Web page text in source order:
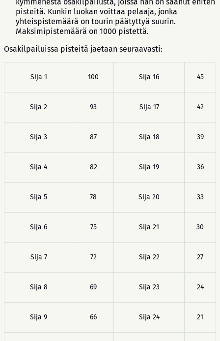
pisteitä. Kunkin luokan voittaa pelaaja, jonka
yhteispistemäärä on tourin päätyttyä suurin.
Maksimipistemäärä on 1000 pistettä.
Osakilpailuissa pisteitä jaetaan seuraavasti:
Sija 1 100 Sija 16 45
Sija 2 93 Sija 17 42
Sija 3 87 Sija 18 39
Sija 4 82 Sija 19 36
Sija 5 78 Sija 20 33
Sija 6 75 Sija 21 30
Sija 7 72 Sija 22 27
Sija 8 69 Sija 23 24
Sija 9 66 Sija 24 21